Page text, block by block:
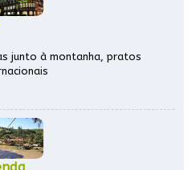
junto à montanha, pratos